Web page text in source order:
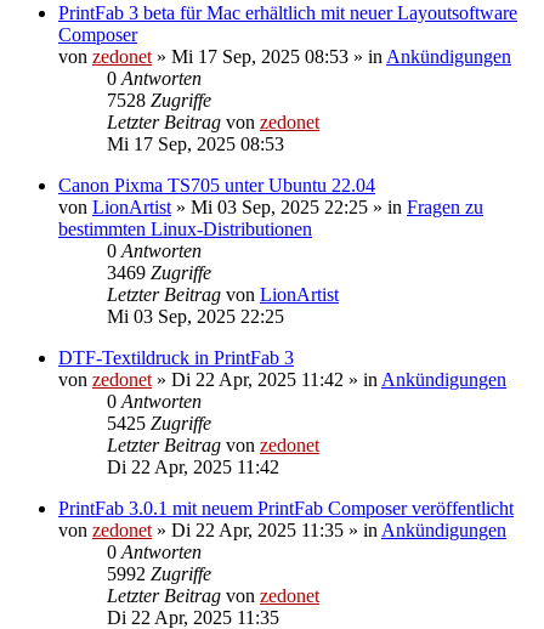
PrintFab 3 beta für Mac erhältlich mit neuer Layoutsoftware
Composer
von zedonet » Mi 17 Sep, 2025 08:53 » in Ankündigungen
0 Antworten
7528 Zugriffe
Letzter Beitrag von zedonet
Mi 17 Sep, 2025 08:53
Canon Pixma TS705 unter Ubuntu 22.04
von LionArtist » Mi 03 Sep, 2025 22:25 » in Fragen zu
bestimmten Linux-Distributionen
0 Antworten
3469 Zugriffe
Letzter Beitrag von LionArtist
Mi 03 Sep, 2025 22:25
DTF-Textildruck in PrintFab 3
von zedonet » Di 22 Apr, 2025 11:42 » in Ankündigungen
0 Antworten
5425 Zugriffe
Letzter Beitrag von zedonet
Di 22 Apr, 2025 11:42
PrintFab 3.0.1 mit neuem PrintFab Composer veröffentlicht
von zedonet » Di 22 Apr, 2025 11:35 » in Ankündigungen
0 Antworten
5992 Zugriffe
Letzter Beitrag von zedonet
Di 22 Apr, 2025 11:35